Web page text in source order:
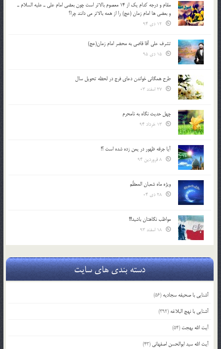
مقام و درجه كدام يك از 14 معصوم بالاتر است چون بعضي امام علي ـ عليه السلام ـ
و بعضي ها امام زمان (عج) را از همه بالاتر مي دانند چرا؟
تشرف علي آقا قاضي به محضر امام زمان(عج)
طرح همگانی خواندن دعای فرج در لحظه تحویل سال
چهل حدیث نگاه به نامحرم
آیا جرقه ظهور در یمن زده شده است ؟!
ویژه ماه شعبان المعظّم
مواظب نگاهتان باشید!!!
دسته بندی های سایت
آشنایی با صحیفه سجادیه (56)
آشنایی با نهج البلاغه (392)
آیت الله بهجت (54)
آیت الله سید ابوالحسن اصفهانی (43)